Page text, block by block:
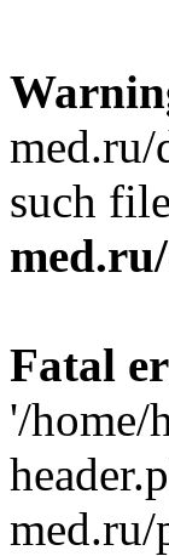
med.ru/
such
Fatal
'/home/